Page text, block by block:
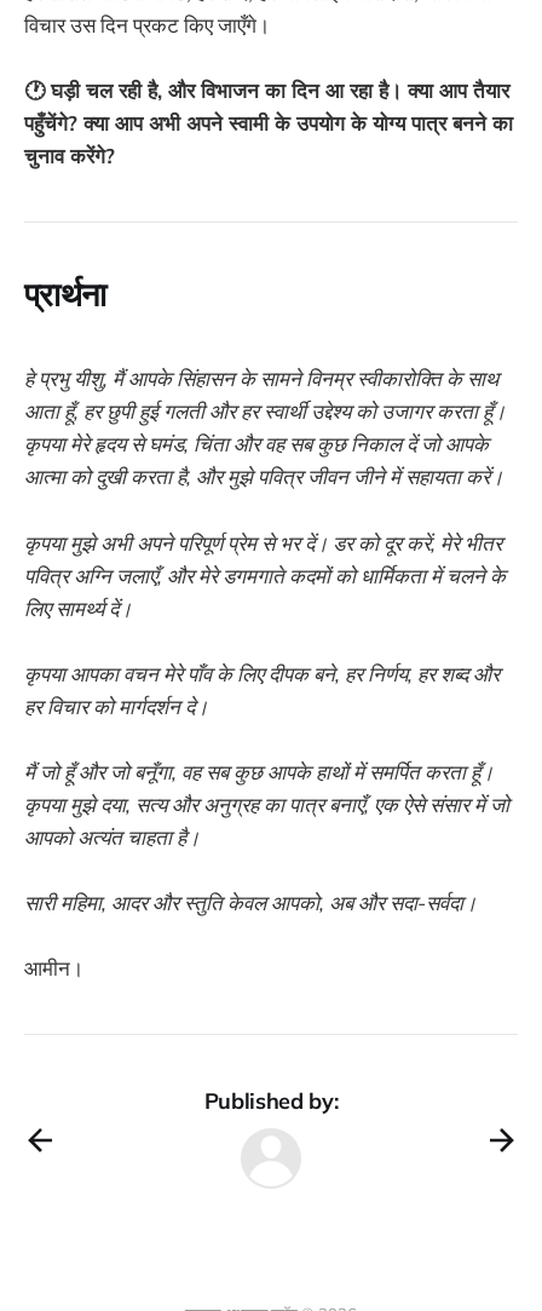
विचार उस दिन प्रकट किए जाएँगे।
🕐 घड़ी चल रही है, और विभाजन का दिन आ रहा है। क्या आप तैयार
पहुँचेंगे? क्या आप अभी अपने स्वामी के उपयोग के योग्य पात्र बनने का
चुनाव करेंगे?
प्रार्थना
हे प्रभु यीशु, मैं आपके सिंहासन के सामने विनम्र स्वीकारोक्ति के साथ
आता हूँ, हर छुपी हुई गलती और हर स्वार्थी उद्देश्य को उजागर करता हूँ।
कृपया मेरे हृदय से घमंड, चिंता और वह सब कुछ निकाल दें जो आपके
आत्मा को दुखी करता है, और मुझे पवित्र जीवन जीने में सहायता करें।
कृपया मुझे अभी अपने परिपूर्ण प्रेम से भर दें। डर को दूर करें, मेरे भीतर
पवित्र अग्नि जलाएँ, और मेरे डगमगाते कदमों को धार्मिकता में चलने के
लिए सामर्थ्य दें।
कृपया आपका वचन मेरे पाँव के लिए दीपक बने, हर निर्णय, हर शब्द और
हर विचार को मार्गदर्शन दे।
मैं जो हूँ और जो बनूँगा, वह सब कुछ आपके हाथों में समर्पित करता हूँ।
कृपया मुझे दया, सत्य और अनुग्रह का पात्र बनाएँ, एक ऐसे संसार में जो
आपको अत्यंत चाहता है।
सारी महिमा, आदर और स्तुति केवल आपको, अब और सदा-सर्वदा।
आमीन।
Published by: